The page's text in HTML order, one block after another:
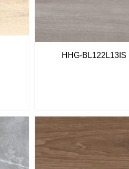
HHG-BL122L13IS
Ngãi